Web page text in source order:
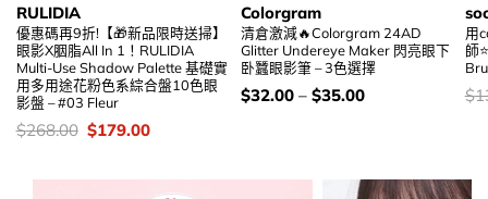
RULIDIA
優惠碼再9折!【🎁新品限時送掃】
眼影X胭脂All In 1！RULIDIA
Multi-Use Shadow Palette 基礎實
用多用途花粉色系綜合盤10色眼
影盤 – #03 Fleur
價
$268.00 Original
$268.00.
$179.00Current
$179.00.
Colorgram
清倉激減🔥Colorgram 24AD
Glitter Undereye Maker 閃亮眼下
卧蠶眼影筆 – 3色選擇
價
$32.00– $35.00
用
師
價
$